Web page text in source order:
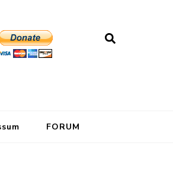
FORUM